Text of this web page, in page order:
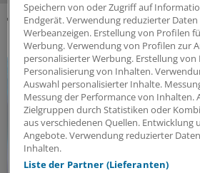
DAS KÖNNTE SIE AUCH
Speichern von oder Zugriff auf
Endgerät. Verwendung reduzierter
Werbeanzeigen. Erstellung von Profilen
Werbung. Verwendung von Profilen zur
personalisierter Werbung. Erstellung
Personalisierung von Inhalten.
Auswahl personalisierter Inhalte.
Messung der Performance von Inhalten.
Zielgruppen durch Statistiken oder
aus verschiedenen Quellen. Entwicklung
Angebote. Verwendung reduzierter
Inhalten.
Liste der Partner (Lieferanten)